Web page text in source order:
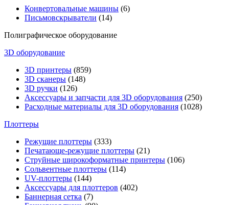
Конвертовальные машины (6)
Письмовскрыватели (14)
Полиграфическое оборудование
3D оборудование
3D принтеры (859)
3D сканеры (148)
3D ручки (126)
Аксессуары и запчасти для 3D оборудования (250)
Расходные материалы для 3D оборудования (1028)
Плоттеры
Режущие плоттеры (333)
Печатающе-режущие плоттеры (21)
Струйные широкоформатные принтеры (106)
Сольвентные плоттеры (114)
UV-плоттеры (144)
Аксессуары для плоттеров (402)
Баннерная сетка (7)